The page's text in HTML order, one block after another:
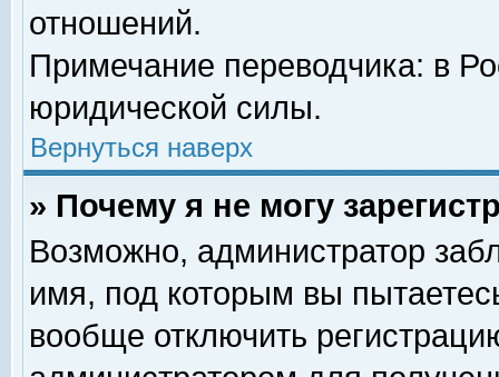
отношений.
Примечание переводчика: в
юридической силы.
Вернуться наверх
» Почему я не могу
Возможно, администратор
имя, под которым вы
вообще отключить